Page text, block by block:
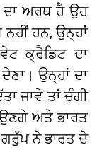
ਦਾ ਅਰਥ ਹੈ ਉਹ
ਹਨ, ਉਨ੍ਹਾਂ
ਕ੍ਰੈਡਿਟ ਦਾ
ਉਨ੍ਹਾਂ ਦਾ
ਜਾਵੇ ਤਾਂ ਚੰਗੀ
ਅਤੇ ਭਾਰਤ
ਨੇ ਭਾਰਤ ਦੇ